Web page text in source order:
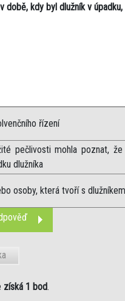
době, kdy byl dlužník v úpadku,
řízení
pečlivosti mohla poznat,
dlužníka
osoby, která tvoří s
získá 1 bod.